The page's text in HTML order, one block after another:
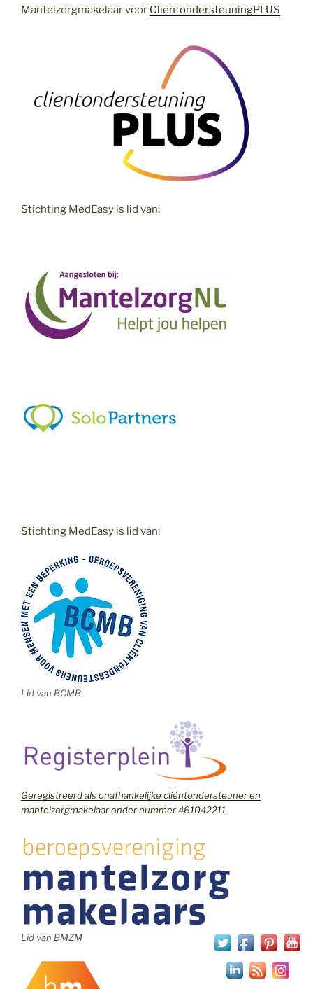
Mantelzorgmakelaar voor ClientondersteuningPLUS
Stichting MedEasy is lid van:
Stichting MedEasy is lid van:
Lid van BCMB
Geregistreerd als onafhankelijke cliëntondersteuner en
mantelzorgmakelaar onder nummer 461042211
Lid van BMZM